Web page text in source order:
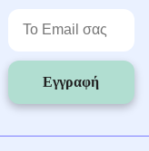
Εγγραφή